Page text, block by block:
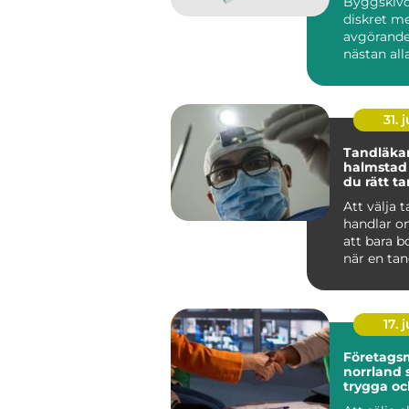
diskret
nästan
sällan när
31.
halmstad så väljer
du rätt
Att välja
handlar
att bara
när en
tandvå...
17.
norrland så skapas
trygga